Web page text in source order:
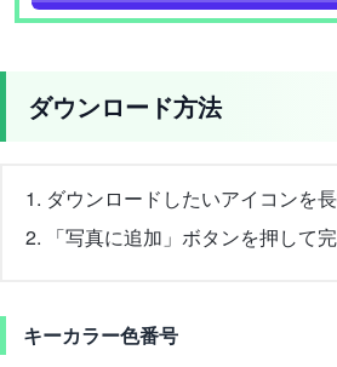
ダウンロード方法
ダウンロードしたいアイコンを
「写真に追加」ボタンを押して完
キーカラー色番号